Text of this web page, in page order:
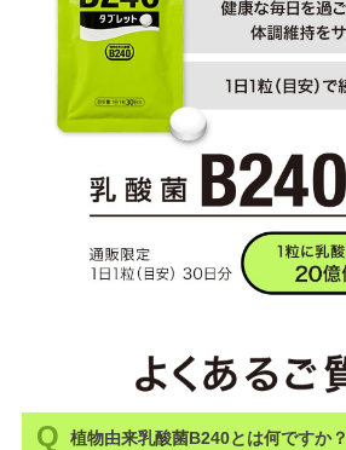
植物由来乳酸菌B240とは何ですか？